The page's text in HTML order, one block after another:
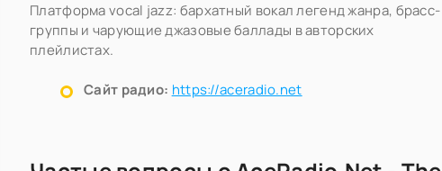
Платформа vocal jazz: бархатный вокал легенд жанра, брасс-
группы и чарующие джазовые баллады в авторских
плейлистах.
Сайт радио: https://aceradio.net